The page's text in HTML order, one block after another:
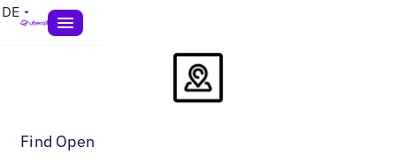
DE
Find Open